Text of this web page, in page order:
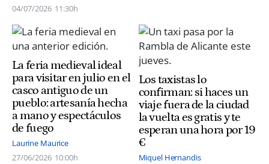
04/07/2026 11:30h
La feria medieval ideal
para visitar en julio en el
casco antiguo de un
pueblo: artesanía hecha
a mano y espectáculos
de fuego
Laurine Maurice
27/06/2026 10:00h
Los taxistas lo
confirman: si haces un
viaje fuera de la ciudad
la vuelta es gratis y te
esperan una hora por 19
€
Miquel Hernandis